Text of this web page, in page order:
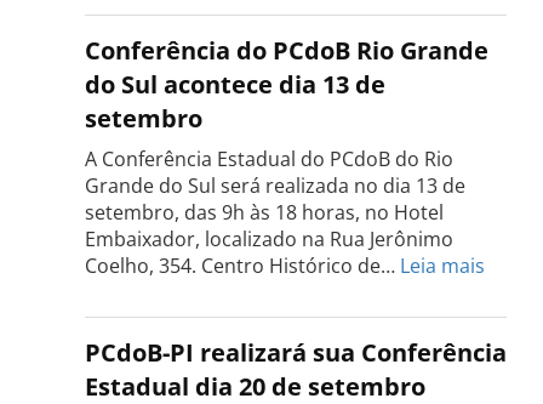
Estadual
do
Tocantins
será
realizada
dia
18
de
setembro
Conferência do PCdoB Rio Grande
do Sul acontece dia 13 de
setembro
A Conferência Estadual do PCdoB do Rio
Grande do Sul será realizada no dia 13 de
setembro, das 9h às 18 horas, no Hotel
Embaixador, localizado na Rua Jerônimo
Coelho, 354. Centro Histórico de… Leia mais
do
PCdoB
PCdoB-PI realizará sua Conferência
Estadual dia 20 de setembro